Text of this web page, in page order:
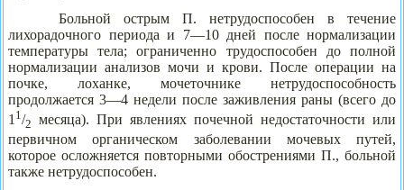
Больной острым П. нетрудоспособен в течение
лихорадочного периода и 7—10 дней после нормализации
температуры тела; ограниченно трудоспособен до полной
нормализации анализов мочи и крови. После операции на
почке, лоханке, мочеточнике нетрудоспособность
продолжается 3—4 недели после заживления раны (всего до
1 1 /2 месяца). При явлениях почечной недостаточности или
первичном органическом заболевании мочевых путей,
которое осложняется повторными обострениями П., больной
также нетрудоспособен.